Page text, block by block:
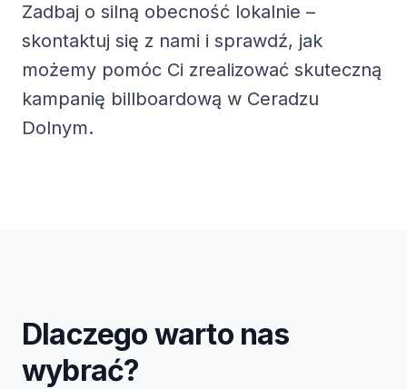
Zadbaj o silną obecność lokalnie –
skontaktuj się z nami i sprawdź, jak
możemy pomóc Ci zrealizować skuteczną
kampanię billboardową w Ceradzu
Dolnym.
Dlaczego warto nas
wybrać?